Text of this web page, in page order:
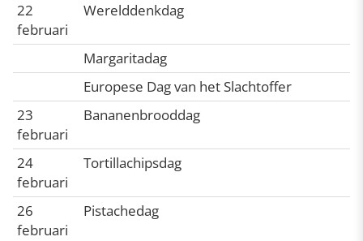
22
februari
Werelddenkdag
Margaritadag
Europese Dag van het Slachtoffer
23
februari
Bananenbrooddag
24
februari
Tortillachipsdag
26
februari
Pistachedag